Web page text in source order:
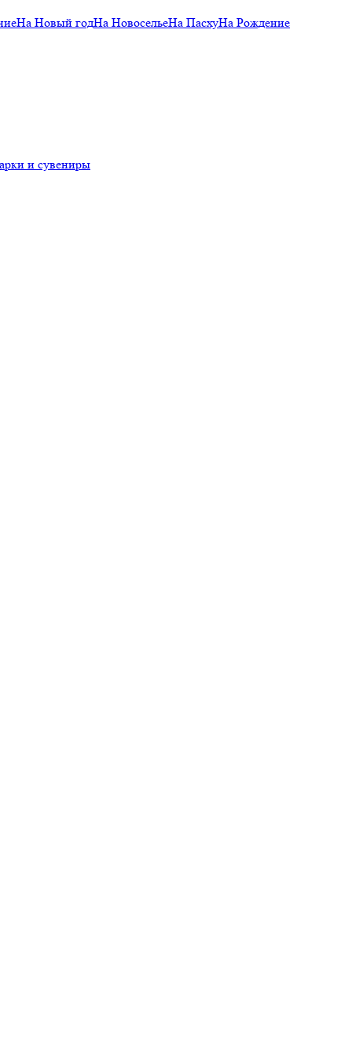
На Новый годНа НовосельеНа ПасхуНа Рождение
и сувениры